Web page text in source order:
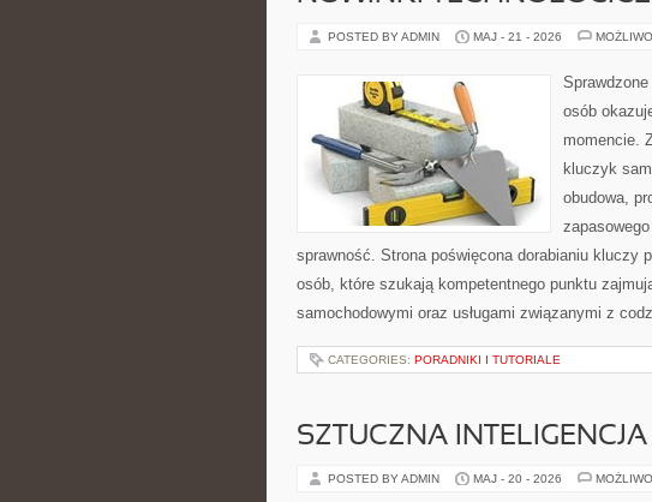
POSTED BY ADMIN MAJ - 21 - 2026
osób
momencie.
kluczyk
obudowa,
sprawność. Strona poświęcona dorabianiu kluczy
osób, które szukają kompetentnego punktu
samochodowymi oraz usługami związanymi z
CATEGORIES: PORADNIKI I TUTORIALE
SZTUCZNA
POSTED BY ADMIN MAJ - 20 - 2026